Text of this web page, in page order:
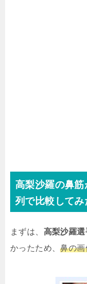
高梨沙羅の鼻
列で比較してみ
まずは、 高梨沙羅
かったため、鼻の